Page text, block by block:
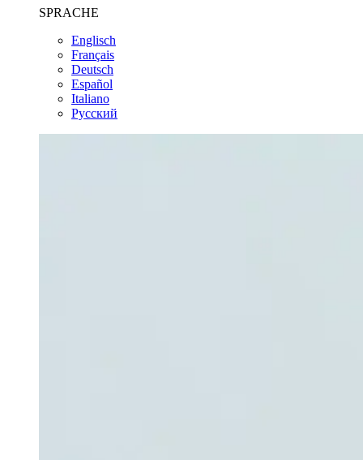
SPRACHE
Englisch
Français
Deutsch
Español
Italiano
Pусский